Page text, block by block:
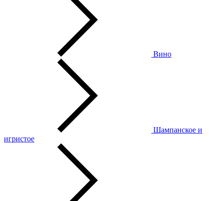
Вино
Шампанское и
игристое